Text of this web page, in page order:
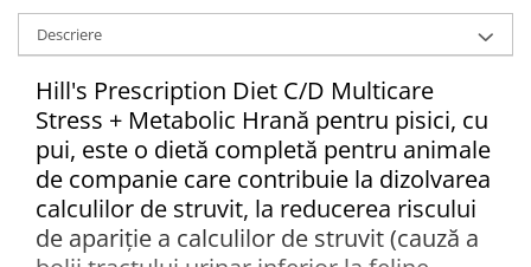
Descriere
Hill's Prescription Diet C/D Multicare
Stress + Metabolic Hrană pentru pisici, cu
pui, este o dietă completă pentru animale
de companie care contribuie la dizolvarea
calculilor de struvit, la reducerea riscului
de apariție a calculilor de struvit (cauză a